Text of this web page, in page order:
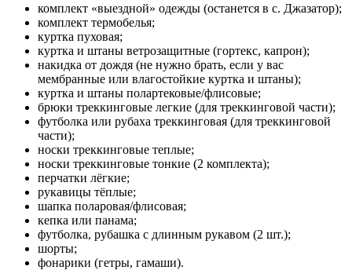
комплект «выездной» одежды (останется в с. Джазатор);
комплект термобелья;
куртка пуховая;
куртка и штаны ветрозащитные (гортекс, капрон);
накидка от дождя (не нужно брать, если у вас
мембранные или влагостойкие куртка и штаны);
куртка и штаны полартековые/флисовые;
брюки треккинговые легкие (для треккинговой части);
футболка или рубаха треккинговая (для треккинговой
части);
носки треккинговые теплые;
носки треккинговые тонкие (2 комплекта);
перчатки лёгкие;
рукавицы тёплые;
шапка поларовая/флисовая;
кепка или панама;
футболка, рубашка с длинным рукавом (2 шт.);
шорты;
фонарики (гетры, гамаши).